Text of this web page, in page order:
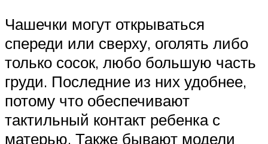
Чашечки могут открываться
спереди или сверху, оголять либо
только сосок, любо большую часть
груди. Последние из них удобнее,
потому что обеспечивают
тактильный контакт ребенка с
матерью. Также бывают модели